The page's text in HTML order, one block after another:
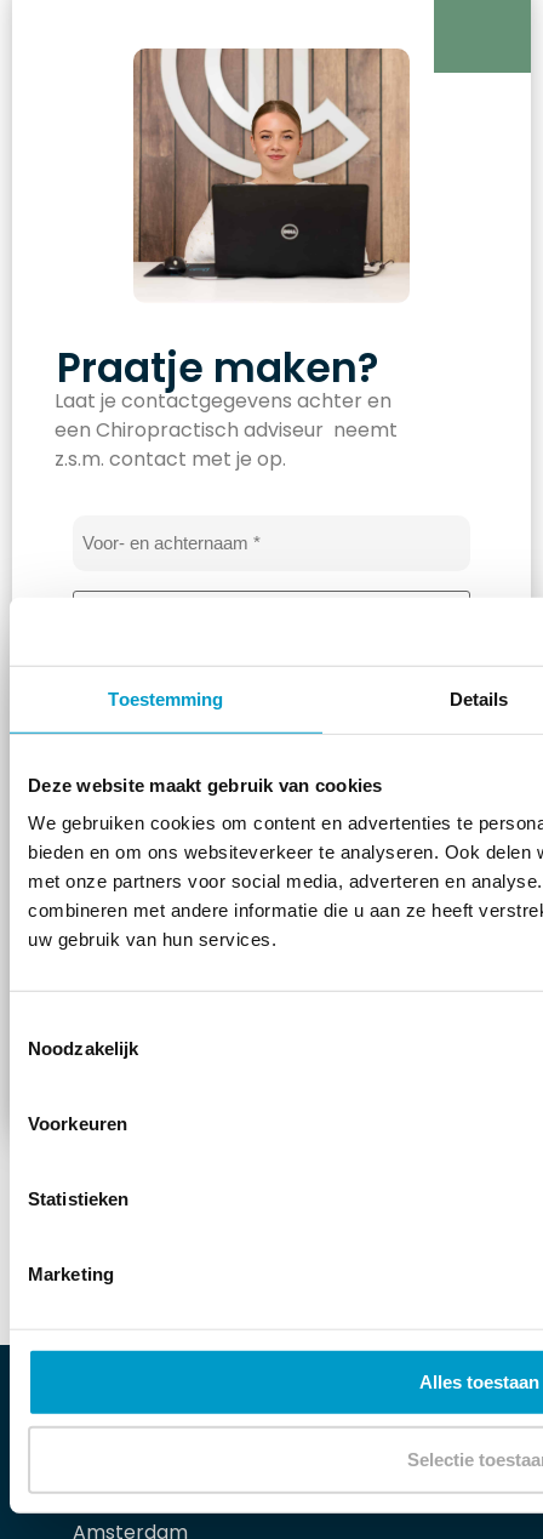
Toestemming Details
Deze website maakt gebruik van cookies
We gebruiken cookies om content en advertenties te
bieden en om ons websiteverkeer te analyseren. Ook
met onze partners voor social media, adverteren en
combineren met andere informatie die u aan ze heeft
uw gebruik van hun services.
Noodzakelijk
Voorkeuren
Statistieken
Marketing
Alles toestaan
Selectie
Praatje maken?
Laat je contactgegevens achter en
een Chiropractisch adviseur neemt
z.s.m. contact met je op.
E-
Toestemming
*
Wanneer je dit formulier gebruikt ga je
akkoord met de privacy voorwaarden
Almere
Amsterdam